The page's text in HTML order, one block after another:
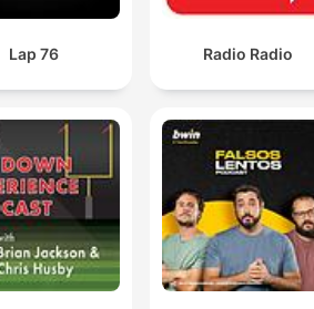
Lap 76 Radio Radio